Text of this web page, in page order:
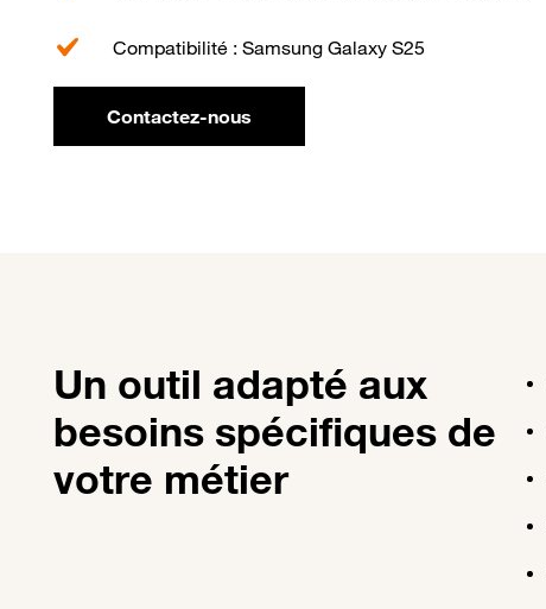
Compatibilité : Samsung Galaxy S25
Contactez-nous
Un outil adapté aux
besoins spécifiques de
votre métier​